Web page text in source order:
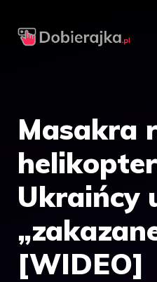
Masakra
Ukraińcy
[WIDEO]